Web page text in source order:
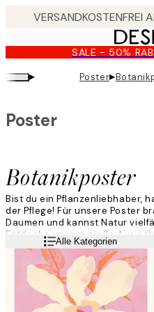
content.
SALE - 50%
▸ Poster▸
Botanikposter
Poster
Bist du ein Pflanzenliebhaber,
der Pflege! Für unsere Poster
Daumen und kannst Natur
Entdecke unsere große
alles von Palmen, über
abdeckt. Garantiert pflegefrei!
WeiterlesenAlle Kategorien